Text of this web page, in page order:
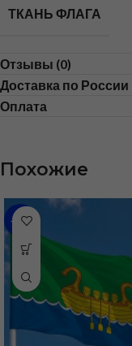
ТКАНЬ ФЛАГА
Отзывы (0)
Доставка по России
Оплата
Похожие
-46%